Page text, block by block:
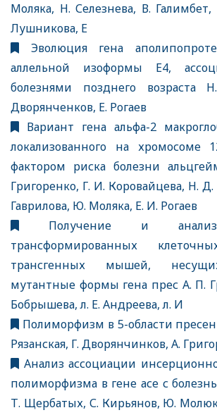
Моляка, Н. Селезнева, В. Галимбет,
Лушникова, Е
Эволюция гена
аллельной изоформы Е4,
болезнями позднего возраста
Дворянченков, Е. Рогаев
Вариант гена альфа-2
локализованного на хромосоме
фактором риска болезни
Григоренко, Г. И. Коровайцева, Н. Д.
Гаврилова, Ю. Моляка, Е. И. Рогаев
Получение и анализ
трансформированных
трансгенных мышей,
мутантные формы гена прес А. П.
Бобрышева, л. Е. Андреева, л. И
Полиморфизм в 5-области
Рязанская, Г. Дворянчинков, А.
Анализ ассоциации
полиморфизма в гене асе с
Т. Щербатых, С. Кирьянов, Ю.